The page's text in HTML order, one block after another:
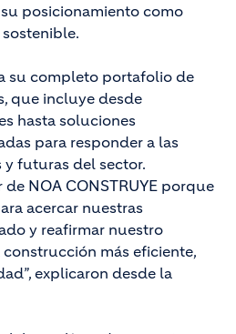
posicionamiento como
su completo portafolio de
que incluye desde
hasta soluciones
para responder a las
y futuras del sector.
NOA CONSTRUYE porque
acercar nuestras
y reafirmar nuestro
más eficiente,
explicaron desde la